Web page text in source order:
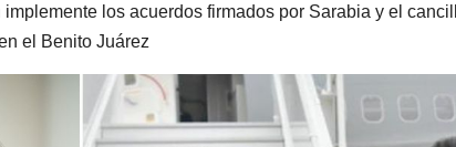
los acuerdos firmados por Sarabia y el
el Benito Juárez